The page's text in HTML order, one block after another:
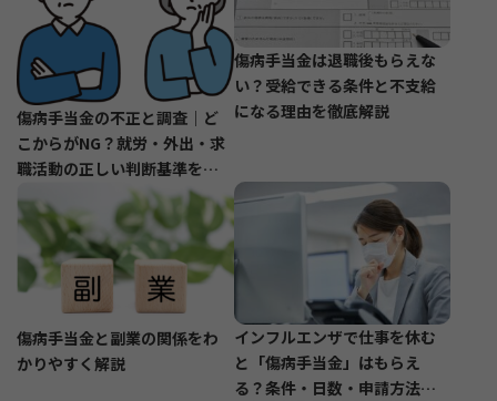
傷病手当金の不正と調査｜ど
こからがNG？就労・外出・求
職活動の正しい判断基準を解
傷病手当金は退職後もらえな
い？受給できる条件と不支給
になる理由を徹底解説
傷病手当金と副業の関係をわ
かりやすく解説
インフルエンザで仕事を休む
と「傷病手当金」はもらえ
る？条件・日数・申請方法ま